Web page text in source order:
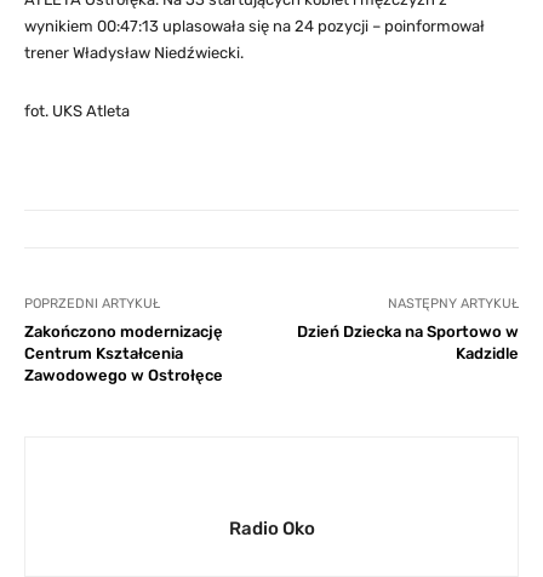
wynikiem 00:47:13 uplasowała się na 24 pozycji – poinformował
trener Władysław Niedźwiecki.
fot. UKS Atleta
POPRZEDNI ARTYKUŁ
Zakończono modernizację
Centrum Kształcenia
Zawodowego w Ostrołęce
NASTĘPNY ARTYKUŁ
Dzień Dziecka na Sportowo w
Kadzidle
Radio Oko